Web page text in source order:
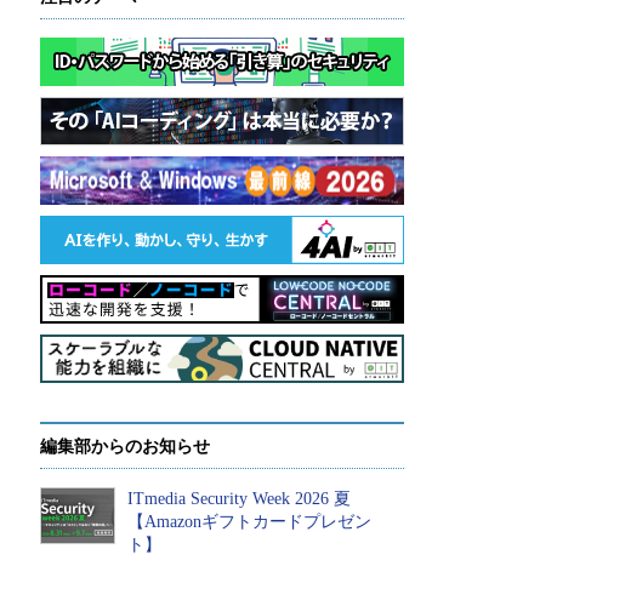
編集部からのお知らせ
ITmedia Security Week 2026 夏
【Amazonギフトカードプレゼン
ト】